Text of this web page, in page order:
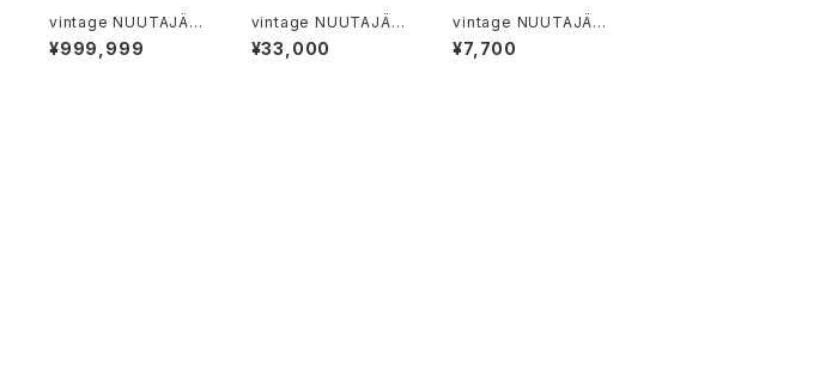
vintage NUUTAJÄR
VI IGLU bowl green
/ ヴィンテージ ヌータヤ
¥999,999
vintage NUUTAJÄR
VI RUSTICA tumbler
clear 6p gift set / ヴ
¥33,000
vintage NUUTAJÄR
VI 6606 BULLS EYE
ashtray / ヴィンテージ
¥7,700